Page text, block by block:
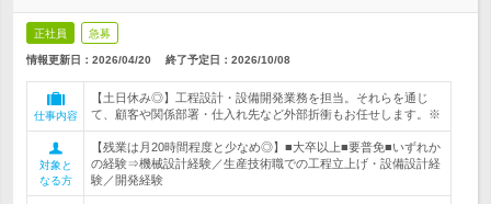
正社員 急募
情報更新日：2026/04/20 終了予定日： 2026/10/08
仕事内容
【土日休み◎】工程設計・設備開発業務を担当。それらを通じ
て、顧客や関係部署・仕入れ先など外部折衝もお任せします。※
対象と
なる方
【残業は月20時間程度と少なめ◎】■大卒以上■要普免■いずれか
の経験⇒機械設計経験／生産技術職での工程立上げ・設備設計経
験／開発経験